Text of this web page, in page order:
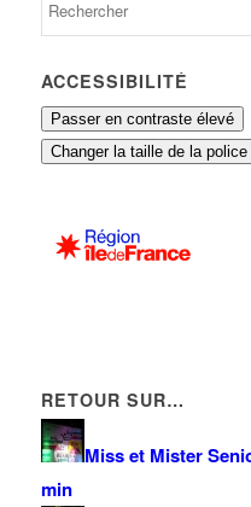
ACCESSIBILITÉ
Passer en contraste élevé
Changer la taille de la police
RETOUR SUR…
Miss et Mister
min